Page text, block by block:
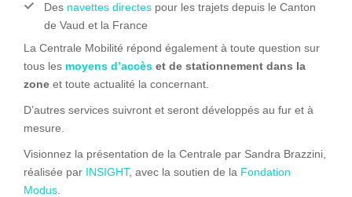
Des navettes directes pour les trajets depuis le Canton
de Vaud et la France
La Centrale Mobilité répond également à toute question sur
tous les moyens d’accès et de stationnement dans la
zone et toute actualité la concernant.
D’autres services suivront et seront développés au fur et à
mesure.
Visionnez la présentation de la Centrale par Sandra Brazzini,
réalisée par INSIGHT, avec la soutien de la Fondation
Modus